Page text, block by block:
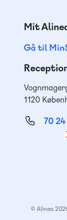
Mit
Gå til
1120
70
© Alinea